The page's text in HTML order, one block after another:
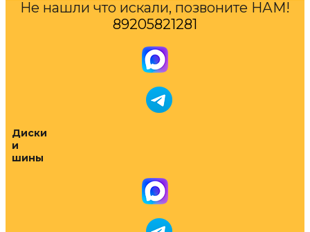
Не нашли что искали, позвоните НАМ!
89205821281
Диски
и
шины